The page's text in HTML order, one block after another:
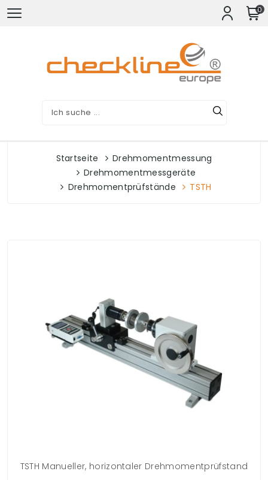
0
Startseite
Drehmomentmessung
Drehmomentmessgeräte
Drehmomentprüfstände
TSTH
TSTH Manueller, horizontaler Drehmomentprüfstand